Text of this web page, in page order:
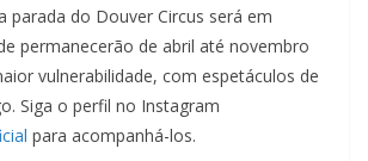
do Douver Circus será em
permanecerão de abril até novembro
vulnerabilidade, com espetáculos de
Siga o perfil no Instagram
para acompanhá-los.